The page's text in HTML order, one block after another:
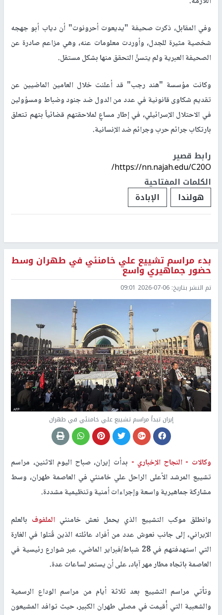
وفي المقابل، ذكرت صحيفة "يديعوت أحرونوت" أن دياب أبو جهجه
شخصية مثيرة للجدل، وأوردت معلومات عنه، وهي مزاعم صادرة عن
الصحيفة العبرية ولم يتسنَّ التحقق منها بشكل مستقل.
وكانت مؤسسة "هند رجب" قد أعلنت خلال العامين الماضيين عن
تقديم شكاوى قانونية في عدد من الدول ضد جنود وضباط ومسؤولين
في الاحتلال الإسرائيلي، في إطار مساعٍ لملاحقتهم قضائياً بتهم تتعلق
بارتكاب جرائم حرب وجرائم ضد الإنسانية.
رابط قصير
https://nn.najah.edu/C20O/
الكلمات المفتاحية
هولندا
الإبادة
بدء مراسم تشييع علي خامنئي في طهران وسط
حضور جماهيري واسع
تم النشر بتاريخ: 2026-07-06 09:01
إيران تبدأ مراسم تشييع علي خامنئي في طهران
وكالات -النجاح الإخباري - بدأت إيران، صباح اليوم الاثنين، مراسم
تشييع المرشد الأعلى الراحل علي خامنئي في العاصمة طهران، وسط
مشاركة جماهيرية واسعة وإجراءات أمنية وتنظيمية مشددة.
وانطلق موكب التشييع الذي يحمل نعش خامنئي الملفوف بالعلم
الإيراني، إلى جانب نعوش عدد من أفراد عائلته الذين قُتلوا في الغارة
التي استهدفتهم في 28 شباط/فبراير الماضي، عبر شوارع رئيسية في
العاصمة باتجاه مطار مهر آباد، على أن يستمر لساعات عدة.
وتأتي مراسم التشييع بعد ثلاثة أيام من مراسم الوداع الرسمية
والشعبية التي أُقيمت في مصلى طهران الكبير، حيث توافد المشيعون